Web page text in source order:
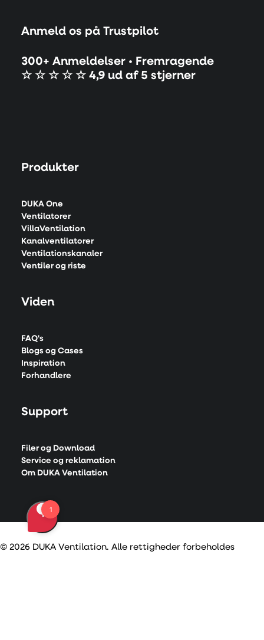
Anmeld os på Trustpilot
300+ Anmeldelser • Fremragende
☆ ☆ ☆ ☆ ☆ 4,9 ud af 5 stjerner
Produkter
DUKA One
Ventilatorer
VillaVentilation
Kanalventilatorer
Ventilationskanaler
Ventiler og riste
Viden
FAQ's
Blogs og Cases
Inspiration
Forhandlere
Support
Filer og Download
Service og reklamation
Om DUKA Ventilation
© 2026 DUKA Ventilation. Alle rettigheder forbeholdes